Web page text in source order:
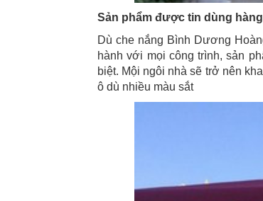
Sản phẩm được tin dùng
Dù che nắng Bình Dương
hành với mọi công trình, sản
biệt. Mội ngôi nhà sẽ trở nên
ô dù nhiều màu sắt